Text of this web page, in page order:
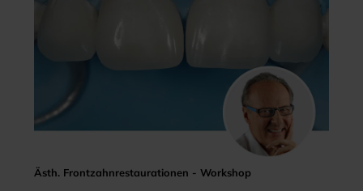
Ästh. Frontzahnrestaurationen - Workshop